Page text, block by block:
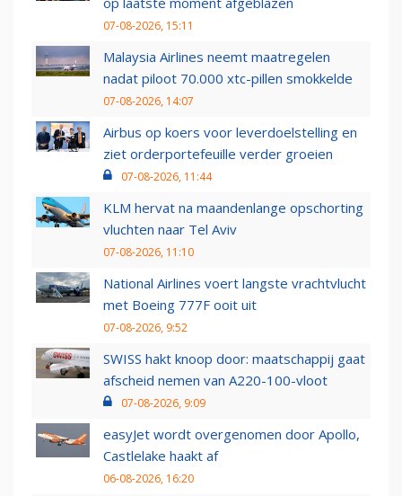
07-08-2026, 15:11
Malaysia Airlines neemt maatregelen
nadat piloot 70.000 xtc-pillen smokkelde
07-08-2026, 14:07
Airbus op koers voor leverdoelstelling en
ziet orderportefeuille verder groeien
07-08-2026, 11:44
KLM hervat na maandenlange opschorting
vluchten naar Tel Aviv
07-08-2026, 11:10
National Airlines voert langste vrachtvlucht
met Boeing 777F ooit uit
07-08-2026, 9:52
SWISS hakt knoop door: maatschappij gaat
afscheid nemen van A220-100-vloot
07-08-2026, 9:09
easyJet wordt overgenomen door Apollo,
Castlelake haakt af
06-08-2026, 16:20